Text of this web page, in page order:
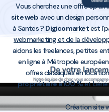
Vous cherchez une offre
site web avec un design
à Santes ? Digicomarketest
webmarketing et de la
aidons les freelances, petites
en ligne à Métropole
offres classiques en
propriétaire à 100 %et
Création site